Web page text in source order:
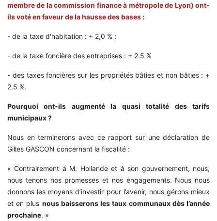
membre de la commission finance à métropole de Lyon) ont-
ils voté en faveur de la hausse des bases :
- de la taxe d'habitation : + 2,0 % ;
- de la taxe foncière des entreprises : + 2.5 %
- des taxes foncières sur les propriétés bâties et non bâties : +
2.5 %.
Pourquoi ont-ils augmenté la quasi totalité des tarifs
municipaux ?
Nous en terminerons avec ce rapport sur une déclaration de
Gilles GASCON concernant la fiscalité :
« Contrairement à M. Hollande et à son gouvernement, nous,
nous tenons nos promesses et nos engagements. Nous nous
donnons les moyens d’investir pour l’avenir, nous gérons mieux
et en plus nous baisserons les taux communaux dès l’année
prochaine. »